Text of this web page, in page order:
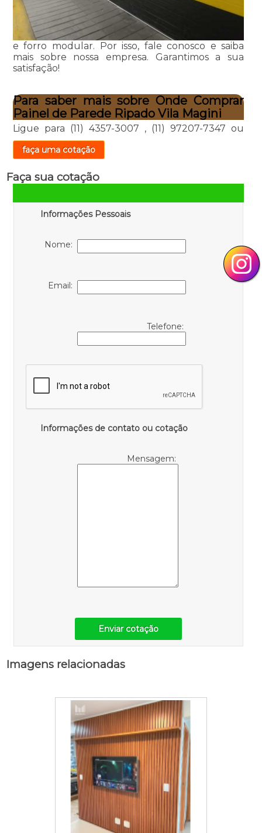
e forro modular. Por isso, fale conosco e saiba
mais sobre nossa empresa. Garantimos a sua
satisfação!
Para saber mais sobre Onde Comprar
Painel de Parede Ripado Vila Magini
Ligue para (11) 4357-3007 , (11) 97207-7347 ou
faça uma cotação
Faça sua cotação
Informações Pessoais
Nome:
Email:
Telefone:
Informações de contato ou cotação
Mensagem:
Enviar cotação
Imagens relacionadas